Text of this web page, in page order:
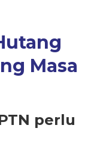
Masa
perlu